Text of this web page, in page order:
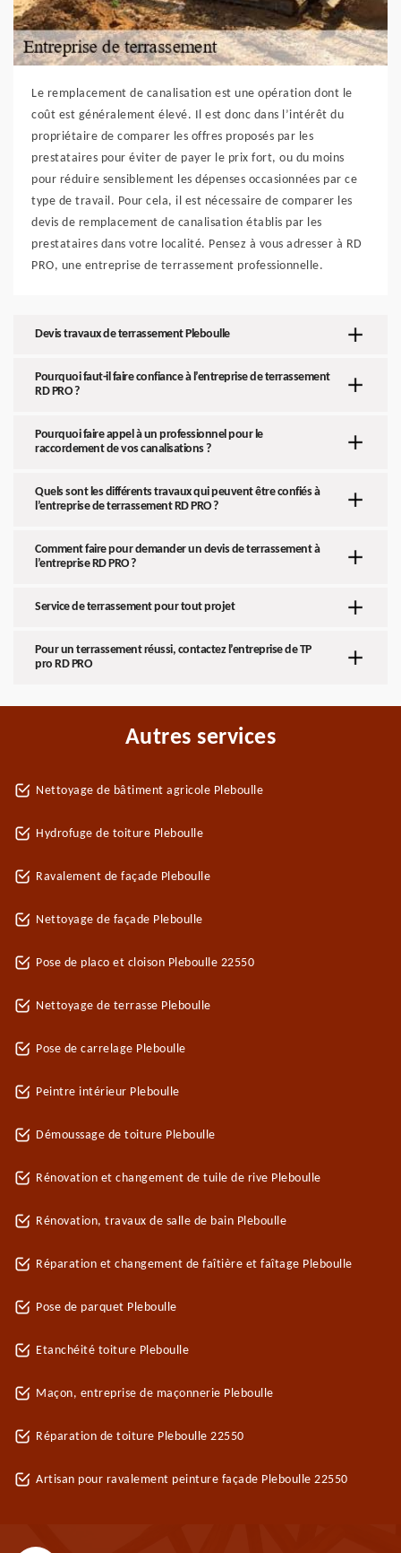
Le remplacement de canalisation est une opération dont le
coût est généralement élevé. Il est donc dans l’intérêt du
propriétaire de comparer les offres proposés par les
prestataires pour éviter de payer le prix fort, ou du moins
pour réduire sensiblement les dépenses occasionnées par ce
type de travail. Pour cela, il est nécessaire de comparer les
devis de remplacement de canalisation établis par les
prestataires dans votre localité. Pensez à vous adresser à RD
PRO, une entreprise de terrassement professionnelle.
Devis travaux de terrassement Pleboulle
Pourquoi faut-il faire confiance à l’entreprise de terrassement
RD PRO ?
Pourquoi faire appel à un professionnel pour le
raccordement de vos canalisations ?
Quels sont les différents travaux qui peuvent être confiés à
l’entreprise de terrassement RD PRO ?
Comment faire pour demander un devis de terrassement à
l’entreprise RD PRO ?
Service de terrassement pour tout projet
Pour un terrassement réussi, contactez l’entreprise de TP
pro RD PRO
Autres services
Nettoyage de bâtiment agricole Pleboulle
Hydrofuge de toiture Pleboulle
Ravalement de façade Pleboulle
Nettoyage de façade Pleboulle
Pose de placo et cloison Pleboulle 22550
Nettoyage de terrasse Pleboulle
Pose de carrelage Pleboulle
Peintre intérieur Pleboulle
Démoussage de toiture Pleboulle
Rénovation et changement de tuile de rive Pleboulle
Rénovation, travaux de salle de bain Pleboulle
Réparation et changement de faîtière et faîtage Pleboulle
Pose de parquet Pleboulle
Etanchéité toiture Pleboulle
Maçon, entreprise de maçonnerie Pleboulle
Réparation de toiture Pleboulle 22550
Artisan pour ravalement peinture façade Pleboulle 22550